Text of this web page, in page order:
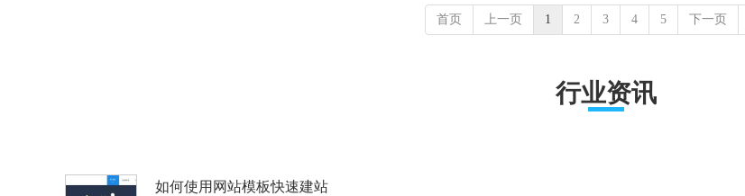
首页 上一页 1 2 3 4 5 下一页
行业资讯
如何使用网站模板快速建站